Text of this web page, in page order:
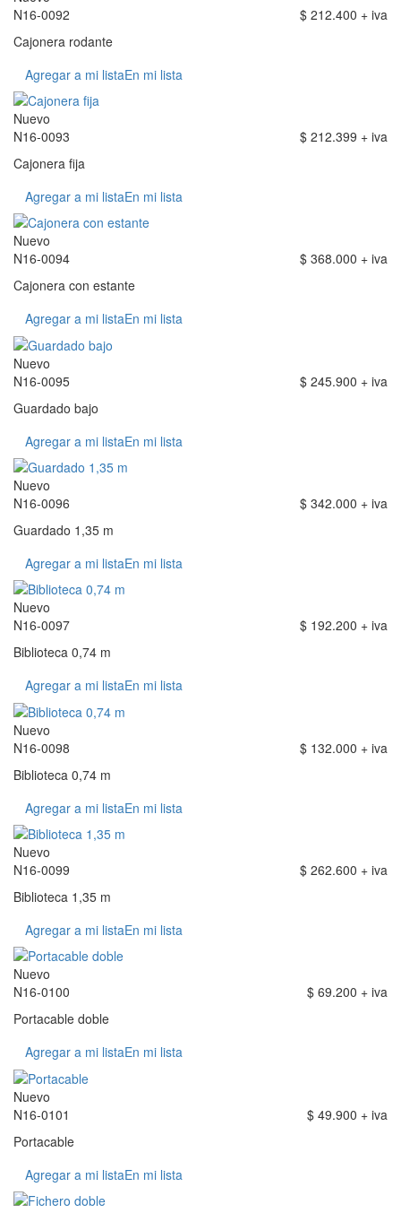
N16-0092
$ 212.400 + iva
Cajonera rodante
Agregar a mi listaEn mi lista
Nuevo
N16-0093
$ 212.399 + iva
Cajonera fija
Agregar a mi listaEn mi lista
Nuevo
N16-0094
$ 368.000 + iva
Cajonera con estante
Agregar a mi listaEn mi lista
Nuevo
N16-0095
$ 245.900 + iva
Guardado bajo
Agregar a mi listaEn mi lista
Nuevo
N16-0096
$ 342.000 + iva
Guardado 1,35 m
Agregar a mi listaEn mi lista
Nuevo
N16-0097
$ 192.200 + iva
Biblioteca 0,74 m
Agregar a mi listaEn mi lista
Nuevo
N16-0098
$ 132.000 + iva
Biblioteca 0,74 m
Agregar a mi listaEn mi lista
Nuevo
N16-0099
$ 262.600 + iva
Biblioteca 1,35 m
Agregar a mi listaEn mi lista
Nuevo
N16-0100
$ 69.200 + iva
Portacable doble
Agregar a mi listaEn mi lista
Nuevo
N16-0101
$ 49.900 + iva
Portacable
Agregar a mi listaEn mi lista